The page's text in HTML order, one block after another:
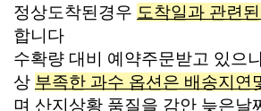
정상도착된경우 도착일과 관련
합니다
수확량 대비 예약주문받고 있으
상 부족한 과수 옵션은 배송지연
며 산지상황 품질을 감안 늦은날